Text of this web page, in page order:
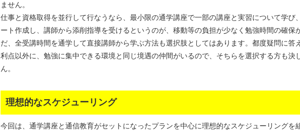
ません。
仕事と資格取得を並行して行なうなら、最小限の通学講座で一部の講座と実習について学び
ート作成し、講師から添削指導を受けるというのが、移動等の負担が少なく勉強時間の確保
だ、全受講時間を通学して直接講師から学ぶ方法も選択肢としてはあります。都度疑問に答
利点以外に、勉強に集中できる環境と同じ境遇の仲間がいるので、そちらを選択する方も決
ん。
理想的なスケジューリング
今回は、通学講座と通信教育がセットになったプランを中心に理想的なスケジューリングを